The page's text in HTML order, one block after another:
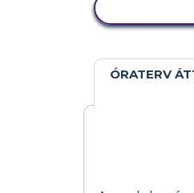
ÓRATERV